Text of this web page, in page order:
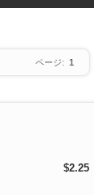
ページ: 1
$2.25